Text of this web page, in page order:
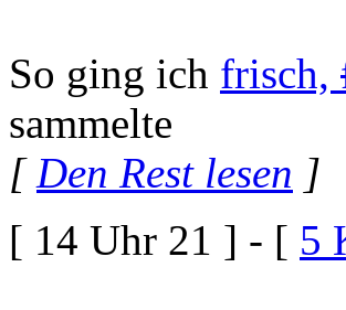
So ging ich frisch,
sammelte
[Den Rest lesen ]
[ 14 Uhr 21 ] - [ 5